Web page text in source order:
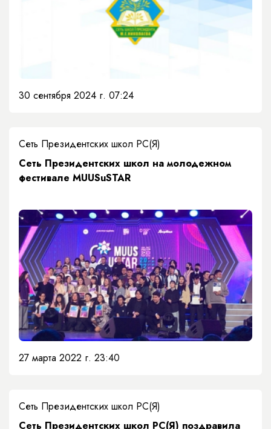
30 сентября 2024 г. 07:24
Сеть Президентских школ РС(Я)
​Сеть Президентских школ на молодежном
фестивале MUUSuSTAR
27 марта 2022 г. 23:40
Сеть Президентских школ РС(Я)
​Сеть Президентских школ РС(Я) поздравила